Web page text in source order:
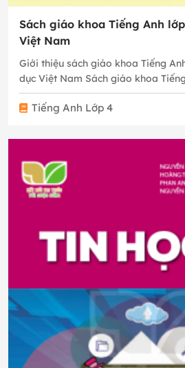
Sách giáo khoa Tiếng Anh
Việt Nam
Giới thiệu sách giáo khoa Tiếng
dục Việt Nam Sách giáo khoa
Tiếng Anh Lớp 4